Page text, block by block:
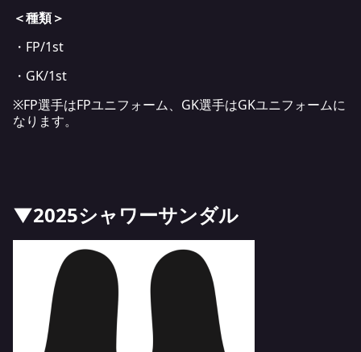
＜種類＞
・FP/1st
・GK/1st
※FP選手はFPユニフォーム、GK選手はGKユニフォームに
なります。
▼2025シャワーサンダル